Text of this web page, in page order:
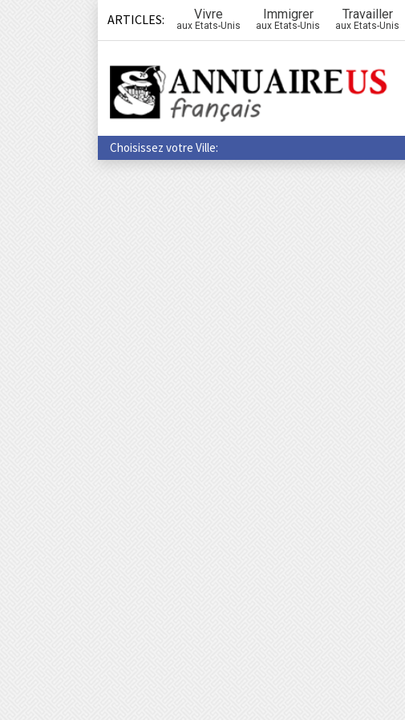
ARTICLES: Vivre
aux Etats-Unis
Immigrer
aux Etats-Unis
Travailler
aux Etats-Unis
Choisissez votre Ville: